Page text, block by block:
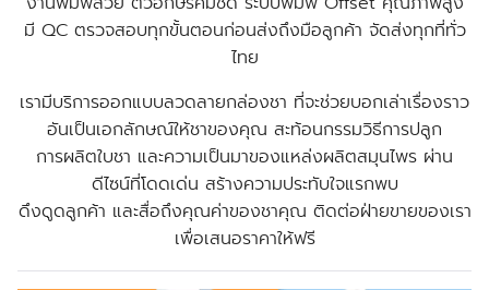
มี QC ตรวจสอบทุกขั้นตอนก่อนส่งถึงมือลูกค้า จัดส่งทุกที่ทั่ว
ไทย
เรามีบริการออกแบบลวดลายกล่องชา ที่จะช่วยบอกเล่าเรื่องราว
อันเป็นเอกลักษณ์ให้ชาของคุณ สะท้อนกรรมวิธีการปลูก
การผลิตใบชา และความเป็นมาของแหล่งผลิตสมุนไพร ผ่าน
ดีไซน์ที่โดดเด่น สร้างความประทับใจแรกพบ
ดึงดูดลูกค้า และสื่อถึงคุณค่าของชาคุณ ติดต่อฝ่ายขายของเรา
เพื่อเสนอราคาให้ฟรี